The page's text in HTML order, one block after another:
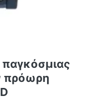
πρόωρη